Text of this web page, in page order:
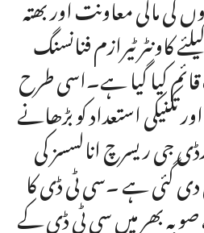
کاونٹر ٹیرازم فنانسنگ
کیا گیا ہے۔اسی طرح
تکنیکی استعداد کو بڑھانے
جی ریسرچ انالسسز کی
گئی ہے ۔سی ٹی ڈی کا
صوبہ بھر میں سی ٹی ڈی کے